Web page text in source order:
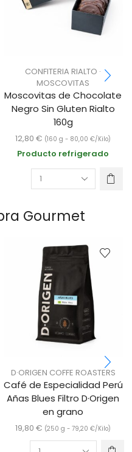
CONFITERIA RIALTO ·
MOSCOVITAS
Moscovitas de Chocolate
Negro Sin Gluten Rialto
160g
12,80€ (160 g - 80,00€/Kilo)
Producto refrigerado
Gourmet
D·ORIGEN COFFE ROASTERS
Café de Especialidad Perú
Añas Blues Filtro D·Origen
en grano
19,80€ (250 g -79,20€/Kilo)